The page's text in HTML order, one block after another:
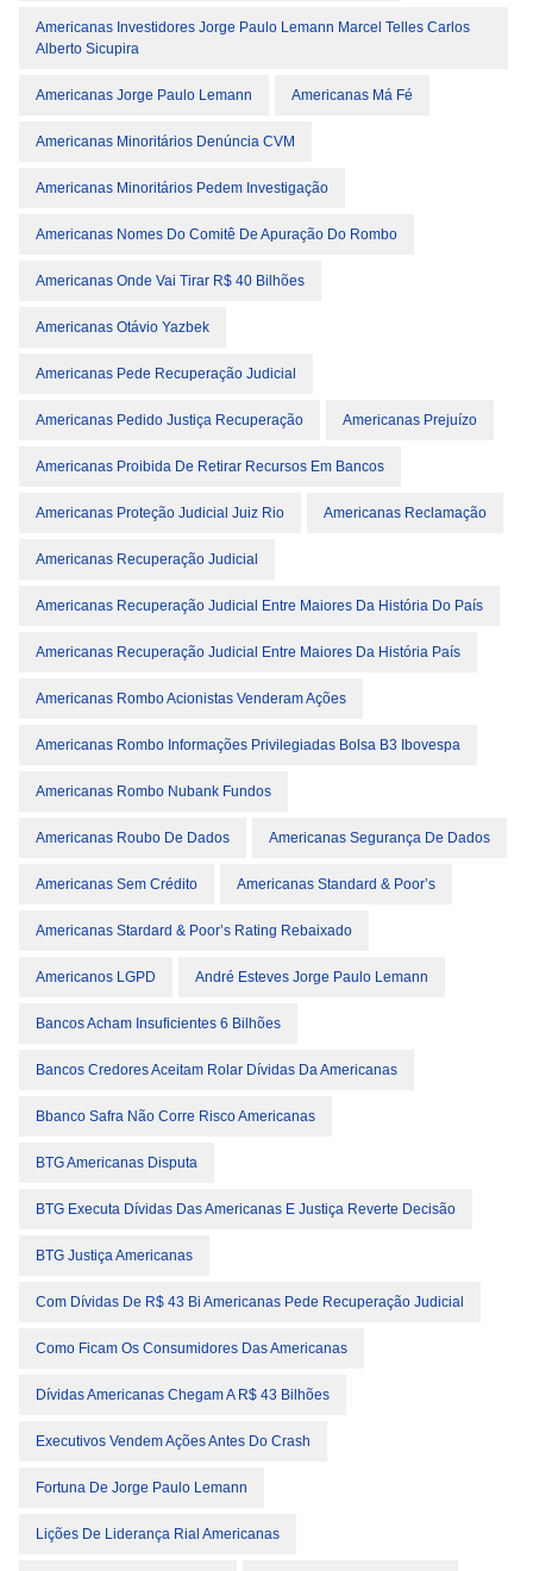
Americanas Investidores Jorge Paulo Lemann Marcel Telles Carlos
Alberto Sicupira
Americanas Jorge Paulo Lemann Americanas Má Fé
Americanas Minoritários Denúncia CVM
Americanas Minoritários Pedem Investigação
Americanas Nomes Do Comitê De Apuração Do Rombo
Americanas Onde Vai Tirar R$ 40 Bilhões
Americanas Otávio Yazbek
Americanas Pede Recuperação Judicial
Americanas Pedido Justiça Recuperação Americanas Prejuízo
Americanas Proibida De Retirar Recursos Em Bancos
Americanas Proteção Judicial Juiz Rio Americanas Reclamação
Americanas Recuperação Judicial
Americanas Recuperação Judicial Entre Maiores Da História Do País
Americanas Recuperação Judicial Entre Maiores Da História País
Americanas Rombo Acionistas Venderam Ações
Americanas Rombo Informações Privilegiadas Bolsa B3 Ibovespa
Americanas Rombo Nubank Fundos
Americanas Roubo De Dados Americanas Segurança De Dados
Americanas Sem Crédito Americanas Standard & Poor’s
Americanas Stardard & Poor’s Rating Rebaixado
Americanos LGPD André Esteves Jorge Paulo Lemann
Bancos Acham Insuficientes 6 Bilhões
Bancos Credores Aceitam Rolar Dívidas Da Americanas
Bbanco Safra Não Corre Risco Americanas
BTG Americanas Disputa
BTG Executa Dívidas Das Americanas E Justiça Reverte Decisão
BTG Justiça Americanas
Com Dívidas De R$ 43 Bi Americanas Pede Recuperação Judicial
Como Ficam Os Consumidores Das Americanas
Dívidas Americanas Chegam A R$ 43 Bilhões
Executivos Vendem Ações Antes Do Crash
Fortuna De Jorge Paulo Lemann
Lições De Liderança Rial Americanas